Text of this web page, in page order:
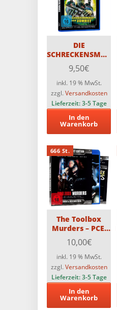
DIE
SCHRECKENSMACHT
DER ZOMBIES –
CCC-Blu-ray
9,50€
inkl. 19 % MwSt.
zzgl. Versandkosten
Lieferzeit:3-5 Tage
In den
Warenkorb
666 St.
The Toolbox
Murders – PCE-
Uncut-Edition –
Limitiert auf 666
Stück (Blu-
ray+DVD)
10,00€
inkl. 19 % MwSt.
zzgl. Versandkosten
Lieferzeit:3-5 Tage
In den
Warenkorb